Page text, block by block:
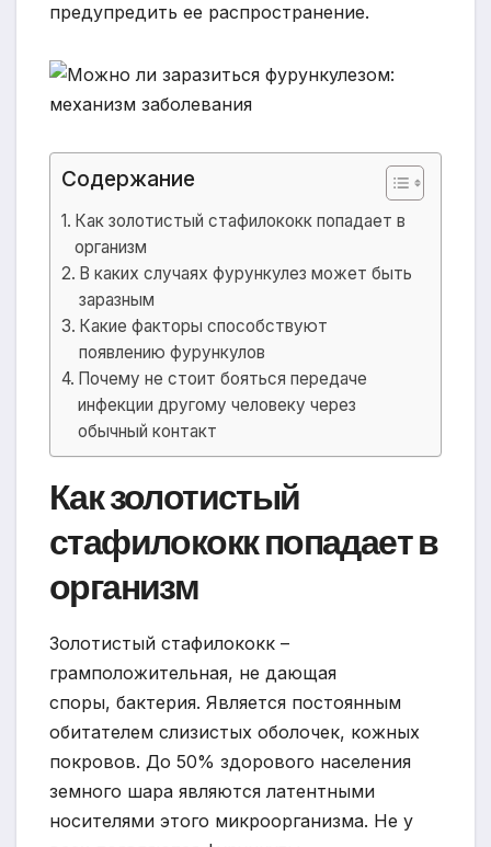
предупредить ее распространение.
Содержание
Как золотистый стафилококк попадает в
организм
В каких случаях фурункулез может быть
заразным
Какие факторы способствуют
появлению фурункулов
Почему не стоит бояться передаче
инфекции другому человеку через
обычный контакт
Как золотистый
стафилококк попадает в
организм
Золотистый стафилококк –
грамположительная, не дающая
споры, бактерия. Является постоянным
обитателем слизистых оболочек, кожных
покровов. До 50% здорового населения
земного шара являются латентными
носителями этого микроорганизма. Не у